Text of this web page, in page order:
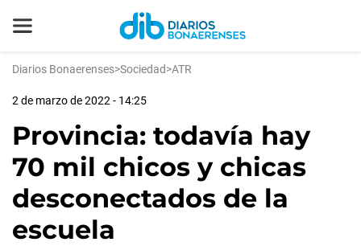
Diarios Bonaerenses>Sociedad>ATR
2 de marzo de 2022 - 14:25
Provincia: todavía hay
70 mil chicos y chicas
desconectados de la
escuela